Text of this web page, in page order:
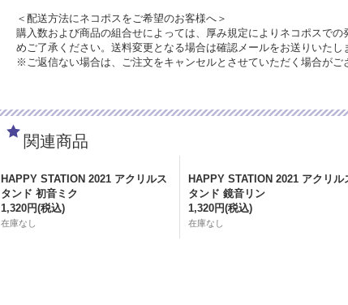
＜配送方法にネコポスをご希望のお客様へ＞
購入数および商品の組合せによっては、厚み規定によりネコポスで
めご了承ください。送料変更となる場合は確認メールをお送りいたし
※ご返信ない場合は、ご注文をキャンセルとさせていただく場合がご
関連商品
HAPPY STATION 2021 アクリルス
タンド 初音ミク
1,320円(税込)
在庫なし
HAPPY STATION 2021 アクリル
タンド 鏡音リン
1,320円(税込)
在庫なし